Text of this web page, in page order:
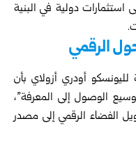
استثمارات دولية في البنية
الرقمي
أودري أزولاي بأن
الوصول إلى المعرفة”،
الفضاء الرقمي إلى مصدر